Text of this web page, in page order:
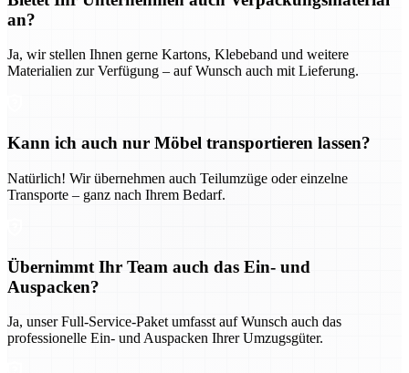
an?
Ja, wir stellen Ihnen gerne Kartons, Klebeband und weitere
Materialien zur Verfügung – auf Wunsch auch mit Lieferung.
Kann ich auch nur Möbel transportieren lassen?
Natürlich! Wir übernehmen auch Teilumzüge oder einzelne
Transporte – ganz nach Ihrem Bedarf.
Übernimmt Ihr Team auch das Ein- und
Auspacken?
Ja, unser Full-Service-Paket umfasst auf Wunsch auch das
professionelle Ein- und Auspacken Ihrer Umzugsgüter.